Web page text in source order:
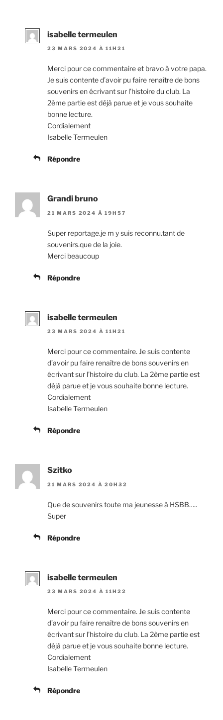
isabelle termeulen
23 MARS 2024 À 11H21
Merci pour ce commentaire et bravo à votre papa.
Je suis contente d’avoir pu faire renaître de bons
souvenirs en écrivant sur l’histoire du club. La
2ème partie est déjà parue et je vous souhaite
bonne lecture.
Cordialement
Isabelle Termeulen
Répondre
Grandi bruno
21 MARS 2024 À 19H57
Super reportage.je m y suis reconnu.tant de
souvenirs.que de la joie.
Merci beaucoup
Répondre
isabelle termeulen
23 MARS 2024 À 11H21
Merci pour ce commentaire. Je suis contente
d’avoir pu faire renaître de bons souvenirs en
écrivant sur l’histoire du club. La 2ème partie est
déjà parue et je vous souhaite bonne lecture.
Cordialement
Isabelle Termeulen
Répondre
Szitko
21 MARS 2024 À 20H32
Que de souvenirs toute ma jeunesse à HSBB…..
Super
Répondre
isabelle termeulen
23 MARS 2024 À 11H22
Merci pour ce commentaire. Je suis contente
d’avoir pu faire renaître de bons souvenirs en
écrivant sur l’histoire du club. La 2ème partie est
déjà parue et je vous souhaite bonne lecture.
Cordialement
Isabelle Termeulen
Répondre